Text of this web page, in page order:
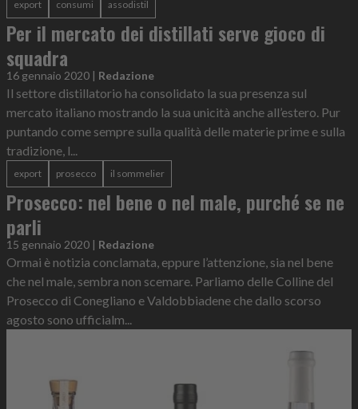
export consumi assodistil
Per il mercato dei distillati serve gioco di
squadra
16 gennaio 2020 | Redazione
Il settore distillatorio ha consolidato la sua presenza sul
mercato italiano mostrando la sua unicità anche all’estero. Pur
puntando come sempre sulla qualità delle materie prime e sulla
tradizione, l...
export prosecco il sommelier
Prosecco: nel bene o nel male, purché se ne
parli
15 gennaio 2020 | Redazione
Ormai è notizia conclamata, eppure l’attenzione, sia nel bene
che nel male, sembra non scemare. Parliamo delle Colline del
Prosecco di Conegliano e Valdobbiadene che dallo scorso
agosto sono ufficialm...